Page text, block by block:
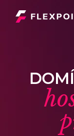
DOMÍ
ho
p